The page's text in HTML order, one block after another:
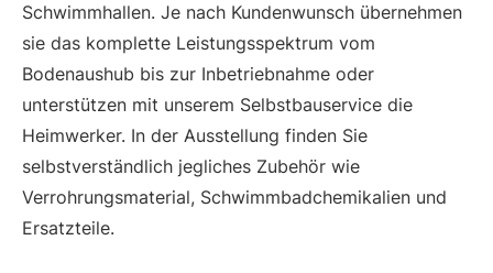
Schwimmhallen. Je nach Kundenwunsch übernehmen
sie das komplette Leistungsspektrum vom
Bodenaushub bis zur Inbetriebnahme oder
unterstützen mit unserem Selbstbauservice die
Heimwerker. In der Ausstellung finden Sie
selbstverständlich jegliches Zubehör wie
Verrohrungsmaterial, Schwimmbadchemikalien und
Ersatzteile.